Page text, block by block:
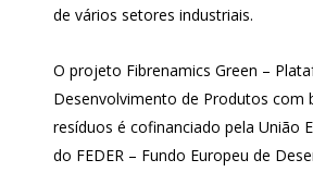
de vários setores industriais.
O projeto Fibrenamics Green –
Desenvolvimento de Produtos com
resíduos é cofinanciado pela União
do FEDER – Fundo Europeu de